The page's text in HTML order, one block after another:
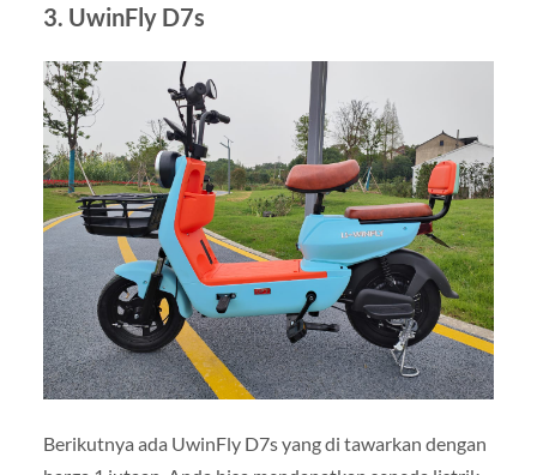
3. UwinFly D7s
Berikutnya ada UwinFly D7s yang di tawarkan dengan